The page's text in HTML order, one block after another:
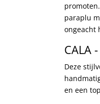
paraplu
ongeacht
CALA
Deze
en een